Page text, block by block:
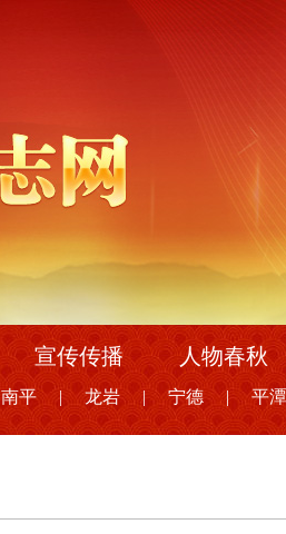
宣传传播 人物春秋
南平 | 龙岩 | 宁德 | 平潭